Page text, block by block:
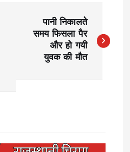
पानी निकालते
समय फिसला पैर
और हो गयी
युवक की मौत